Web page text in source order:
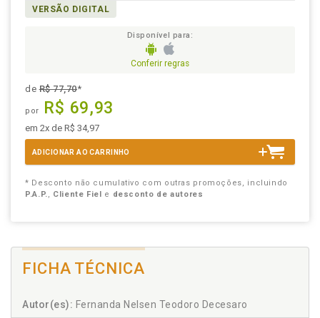
VERSÃO DIGITAL
Disponível para:
Conferir regras
deR$ 77,70*
por R$ 69,93
em 2x de R$ 34,97
ADICIONAR AO CARRINHO
* Desconto não cumulativo com outras promoções, incluindo
P.A.P., Cliente Fiel e desconto de autores
FICHA TÉCNICA
Autor(es): Fernanda Nelsen Teodoro Decesaro